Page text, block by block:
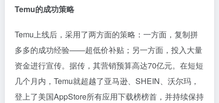
Temu的成功策略
Temu上线后，采用了两方面的策略：一方面，复制拼
多多的成功经验——超低价补贴；另一方面，投入大量
资金进行宣传。据传，其营销预算高达70亿元。在短短
几个月内，Temu就超越了亚马逊、SHEIN、沃尔玛，
登上了美国AppStore所有应用下载榜榜首，并持续保持